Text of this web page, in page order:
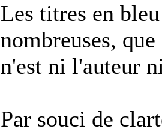
Les titres en
nombreuses,
n'est ni l'auteur
Par souci de